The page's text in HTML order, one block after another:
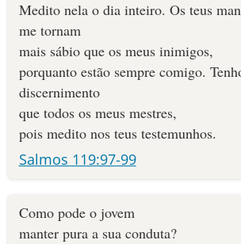
Medito nela o dia inteiro. Os teus
me tornam
mais sábio que os meus inimigos,
porquanto estão sempre comigo.
discernimento
que todos os meus mestres,
pois medito nos teus testemunhos.
Salmos 119:97-99
Como pode o jovem
manter pura a sua conduta?